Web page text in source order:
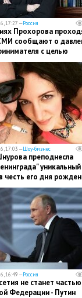
17:27 —Россия
Прохорова
сообщают о
с целью
его продать "РБК"
17:03 —Шоу-бизнес
преподнесла
уникальный
честь его дня
16:49 —Россия
не станет частью
Федерации - Путин